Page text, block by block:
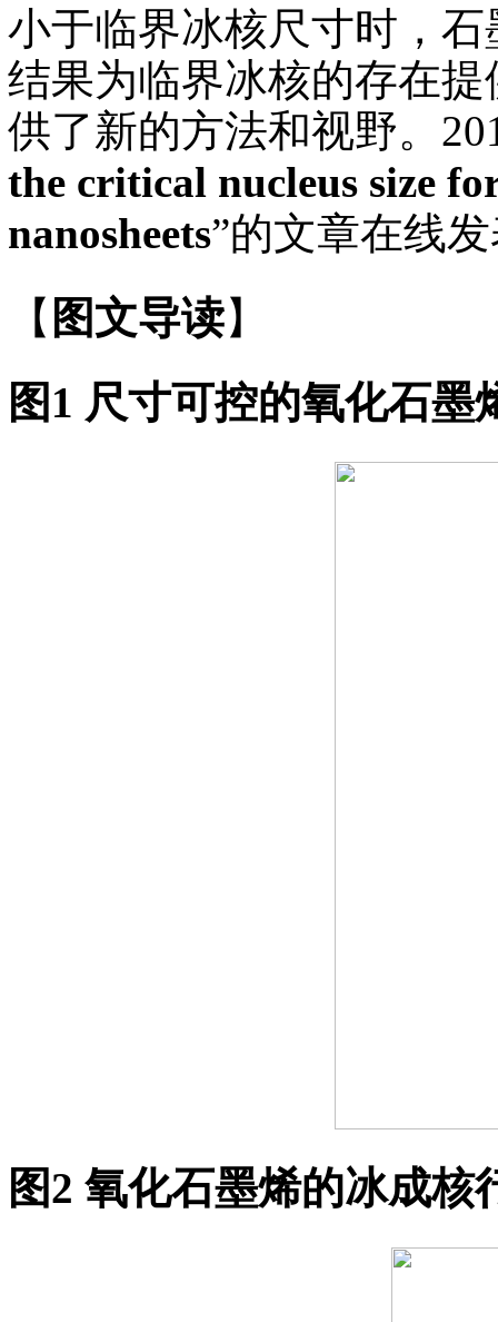
小于临界冰核尺寸时，
结果为临界冰核的存在
供了新的方法和视野。
the critical nucleus size
nanosheets”的文章在线
【 图文导读】
图1 尺寸可控的氧化石墨
图2 氧化石墨烯的冰成核